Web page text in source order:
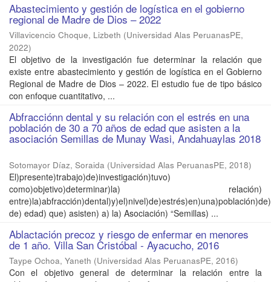
Abastecimiento y gestión de logística en el gobierno
regional de Madre de Dios – 2022
Villavicencio Choque, Lizbeth (Universidad Alas PeruanasPE,
2022)
El objetivo de la investigación fue determinar la relación que
existe entre abastecimiento y gestión de logística en el Gobierno
Regional de Madre de Dios – 2022. El estudio fue de tipo básico
con enfoque cuantitativo, ...
Abfracciónn dental y su relación con el estrés en una
población de 30 a 70 años de edad que asisten a la
asociación Semillas de Munay Wasi, Andahuaylas 2018
Sotomayor Díaz, Soraida (Universidad Alas PeruanasPE, 2018)
El)presente)trabajo)de)investigación)tuvo)
como)objetivo)determinar)la) relación)
de) edad) que) asisten) a) la) Asociación) “Semillas) ...
Ablactación precoz y riesgo de enfermar en menores
de 1 año. Villa San Cristóbal - Ayacucho, 2016
Taype Ochoa, Yaneth (Universidad Alas PeruanasPE, 2016)
Con el objetivo general de determinar la relación entre la